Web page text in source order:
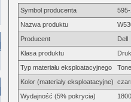
Symbol producenta
Nazwa produktu
Producent
Dell
Klasa produktu
Typ materiału eksploatacyjnego
Kolor (materiały eksploatacyjne)
Wydajność (5% pokrycia)